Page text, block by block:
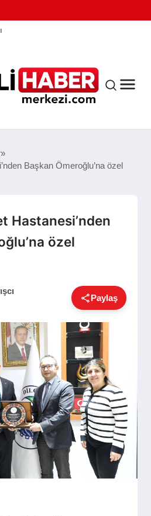
Başkan Ömeroğlu’na özel
Hastanesi’nden
özel
Paylaş